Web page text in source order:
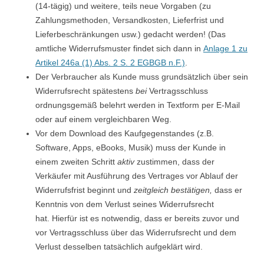
(14-tägig) und weitere, teils neue Vorgaben (zu
Zahlungsmethoden, Versandkosten, Lieferfrist und
Lieferbeschränkungen usw.) gedacht werden! (Das
amtliche Widerrufsmuster findet sich dann in Anlage 1 zu
Artikel 246a (1) Abs. 2 S. 2 EGBGB n.F.)
Der Verbraucher als Kunde muss grundsätzlich über sein
Widerrufsrecht spätestens beiVertragsschluss
ordnungsgemäß belehrt werden in Textform per E-Mail
oder auf einem vergleichbaren Weg.
Vor dem Download des Kaufgegenstandes (z.B.
Software, Apps, eBooks, Musik) muss der Kunde in
einem zweiten Schritt aktivzustimmen, dass der
Verkäufer mit Ausführung des Vertrages vor Ablauf der
Widerrufsfrist beginnt und zeitgleich bestätigen, dass er
Kenntnis von dem Verlust seines Widerrufsrecht
hat. Hierfür ist es notwendig, dass er bereits zuvor und
vor Vertragsschluss über das Widerrufsrecht und dem
Verlust desselben tatsächlich aufgeklärt wird.